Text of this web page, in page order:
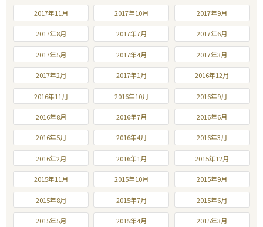
2017年11月 2017年10月 2017年9月
2017年8月 2017年7月 2017年6月
2017年5月 2017年4月 2017年3月
2017年2月 2017年1月 2016年12月
2016年11月 2016年10月 2016年9月
2016年8月 2016年7月 2016年6月
2016年5月 2016年4月 2016年3月
2016年2月 2016年1月 2015年12月
2015年11月 2015年10月 2015年9月
2015年8月 2015年7月 2015年6月
2015年5月 2015年4月 2015年3月